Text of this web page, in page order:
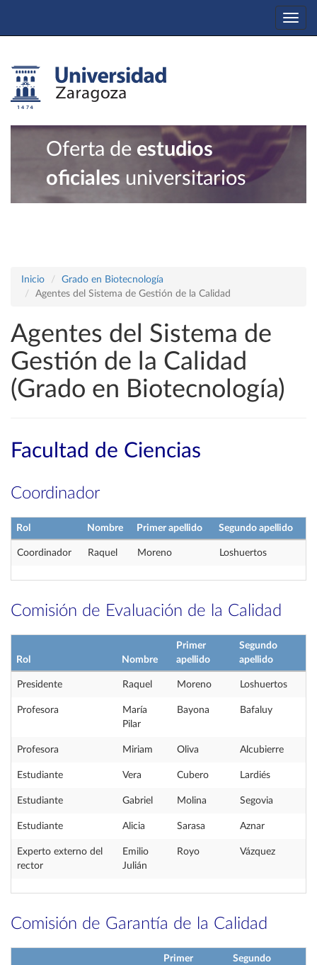
Oferta de estudios
oficiales universitarios
Inicio
Grado en Biotecnología
Agentes del Sistema de Gestión de la Calidad
Agentes del Sistema de
Gestión de la Calidad
(Grado en Biotecnología)
Facultad de Ciencias
Coordinador
Rol Nombre Primer apellido Segundo apellido
Coordinador Raquel Moreno Loshuertos
Comisión de Evaluación de la Calidad
Rol Nombre
Primer
apellido
Segundo
apellido
Presidente Raquel Moreno Loshuertos
Profesora
María
Pilar
Bayona Bafaluy
Profesora Miriam Oliva Alcubierre
Estudiante Vera Cubero Lardiés
Estudiante Gabriel Molina Segovia
Estudiante Alicia Sarasa Aznar
Experto externo del
rector
Emilio
Julián
Royo Vázquez
Comisión de Garantía de la Calidad
Primer
Segundo